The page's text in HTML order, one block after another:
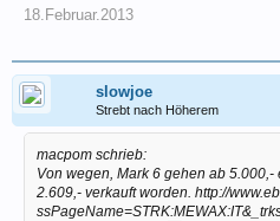
18.Februar.2013
slowjoe
Strebt nach Höherem
macpom schrieb:
Von wegen, Mark 6 gehen ab
2.609,- verkauft worden. http://